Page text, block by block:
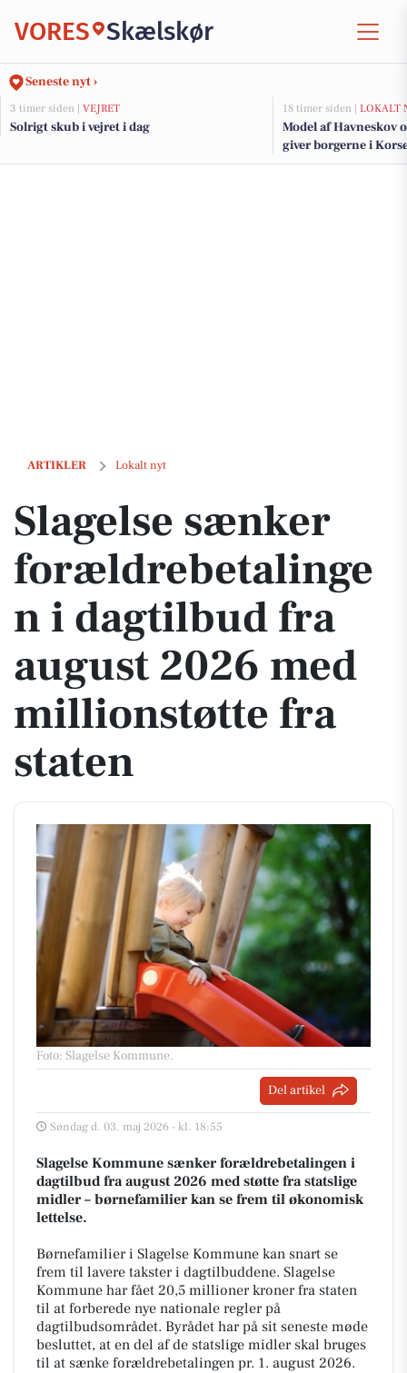
VORES Skælskør
Seneste nyt ›
3 timer siden | VEJRET
Solrigt skub i vejret i dag
18 timer siden | LOKALT
Model af Havneskov
giver borgerne i
kommende projekt
ARTIKLER Lokalt nyt
Slagelse sænker forældrebetalingen i dagtilbud fra august 2026
Slagelse sænker
forældrebetalinge
n i dagtilbud fra
august 2026 med
millionstøtte fra
staten
Foto: Slagelse Kommune.
Del artikel
Søndag d. 03. maj 2026 - kl. 18:55
Slagelse Kommune sænker forældrebetalingen i
dagtilbud fra august 2026 med støtte fra statslige
midler – børnefamilier kan se frem til økonomisk
lettelse.
Børnefamilier i Slagelse Kommune kan snart se
frem til lavere takster i dagtilbuddene. Slagelse
Kommune har fået 20,5 millioner kroner fra staten
til at forberede nye nationale regler på
dagtilbudsområdet. Byrådet har på sit seneste møde
besluttet, at en del af de statslige midler skal bruges
til at sænke forældrebetalingen pr. 1. august 2026.